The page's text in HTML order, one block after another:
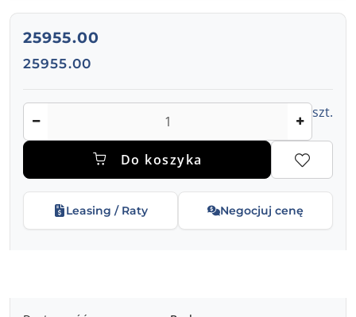
cena:
25955.00
Cena:
25955.00
szt.
Do koszyka
Leasing / Raty Negocjuj cenę
Dostępność